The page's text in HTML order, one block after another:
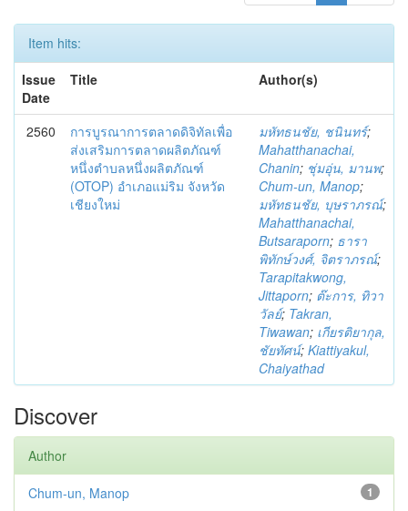
Item hits:
Issue
Date
Title Author(s)
2560
การบูรณาการตลาดดิจิทัลเพื่อ
ส่งเสริมการตลาดผลิตภัณฑ์
หนึ่งตำบลหนึ่งผลิตภัณฑ์
(OTOP) อำเภอแม่ริม จังหวัด
เชียงใหม่
มหัทธนชัย, ชนินทร์;
Mahatthanachai,
Chanin; ชุ่มอุ่น, มานพ;
Chum-un, Manop;
มหัทธนชัย, บุษราภรณ์;
Mahatthanachai,
Butsaraporn; ธารา
พิทักษ์วงศ์, จิตราภรณ์;
Tarapitakwong,
Jittaporn; ต๊ะการ, ทิวา
วัลย์; Takran,
Tiwawan; เกียรติยากุล,
ชัยทัศน์; Kiattiyakul,
Chaiyathad
Discover
Author
1
Chum-un, Manop